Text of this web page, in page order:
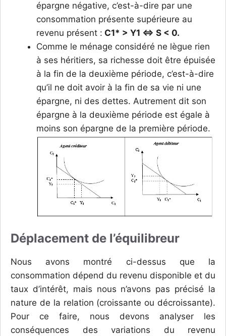
épargne négative, c’est-à-dire par une
consommation présente supérieure au
revenu présent : C1* > Y1 ⇔ S < 0.
Comme le ménage considéré ne lègue rien
à ses héritiers, sa richesse doit être épuisée
à la fin de la deuxième période, c’est-à-dire
qu’il ne doit avoir à la fin de sa vie ni une
épargne, ni des dettes. Autrement dit son
épargne à la deuxième période est égale à
moins son épargne de la première période.
Déplacement de l’équilibreur
Nous avons montré ci-dessus que la
consommation dépend du revenu disponible et du
taux d’intérêt, mais nous n’avons pas précisé la
nature de la relation (croissante ou décroissante).
Pour ce faire, nous devons analyser les
conséquences des variations du revenu